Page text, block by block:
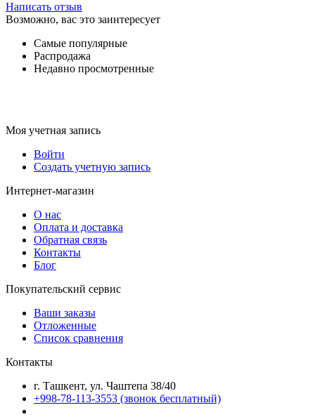
Написать отзыв
Возможно, вас это заинтересует
Самые популярные
Распродажа
Недавно просмотренные
Моя учетная запись
Войти
Создать учетную запись
Интернет-магазин
О нас
Оплата и доставка
Обратная связь
Контакты
Блог
Покупательский сервис
Ваши заказы
Отложенные
Список сравнения
Контакты
г. Ташкент, ул. Чаштепа 38/40
+998-78-113-3553 (звонок бесплатный)